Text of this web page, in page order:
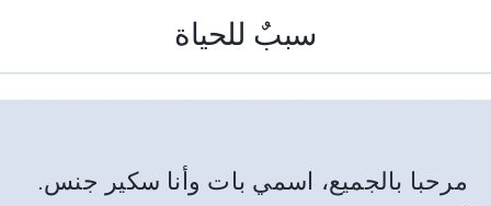
سببٌ للحياة
مرحبا بالجميع، اسمي بات وأنا سكير جنس.